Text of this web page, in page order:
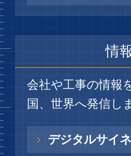
情
会社や工事の情報
国、世界へ発信し
デジタルサイ